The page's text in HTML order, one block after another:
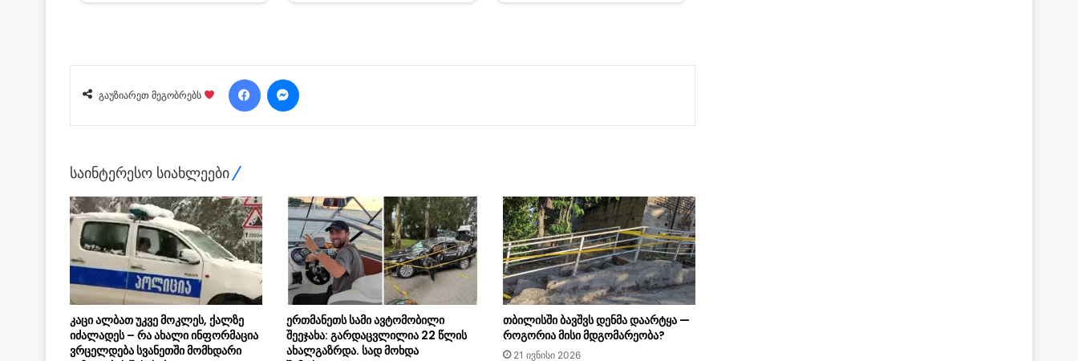
გაუზიარეთ მეგობრებს
Facebook
საინტერესო სიახლეები
კაცი ალბათ უკვე მოკლეს, ქალზე
იძალადეს – რა ახალი ინფორმაცია
ვრცელდება სვანეთში მომხდარი
ერთმანეთს სამი ავტომობილი
შეეჯახა: გარდაცვლილია 22 წლის
ახალგაზრდა. სად მოხდა
თბილისში ბავშვს დენმა დაარტყა —
როგორია მისი მდგომარეობა?
21 ივნისი 2026